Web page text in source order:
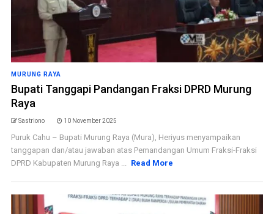
MURUNG RAYA
Bupati Tanggapi Pandangan Fraksi DPRD Murung
Raya
Sastriono 10 November 2025
Puruk Cahu – Bupati Murung Raya (Mura), Heriyus menyampaikan
tanggapan dan/atau jawaban atas Pemandangan Umum Fraksi-Fraksi
DPRD Kabupaten Murung Raya ... Read More